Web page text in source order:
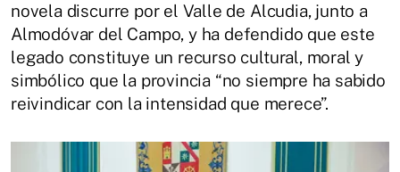
novela discurre por el Valle de Alcudia, junto a
Almodóvar del Campo, y ha defendido que este
legado constituye un recurso cultural, moral y
simbólico que la provincia “no siempre ha sabido
reivindicar con la intensidad que merece”.